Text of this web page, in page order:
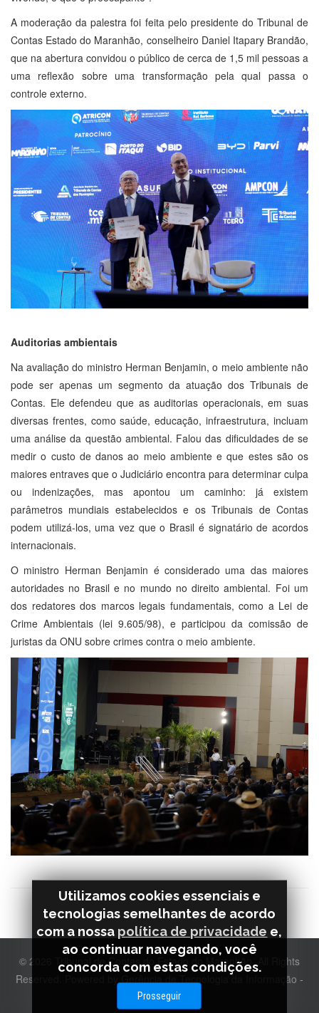
A moderação da palestra foi feita pelo presidente do Tribunal de
Contas Estado do Maranhão, conselheiro Daniel Itapary Brandão,
que na abertura convidou o público de cerca de 1,5 mil pessoas a
uma reflexão sobre uma transformação pela qual passa o
controle externo.
Auditorias ambientais
Na avaliação do ministro Herman Benjamin, o meio ambiente não
pode ser apenas um segmento da atuação dos Tribunais de
Contas. Ele defendeu que as auditorias operacionais, em suas
diversas frentes, como saúde, educação, infraestrutura, incluam
uma análise da questão ambiental. Falou das dificuldades de se
medir o custo de danos ao meio ambiente e que estes são os
maiores entraves que o Judiciário encontra para determinar culpa
ou indenizações, mas apontou um caminho: já existem
parâmetros mundiais estabelecidos e os Tribunais de Contas
podem utilizá-los, uma vez que o Brasil é signatário de acordos
internacionais.
O ministro Herman Benjamin é considerado uma das maiores
autoridades no Brasil e no mundo no direito ambiental. Foi um
dos redatores dos marcos legais fundamentais, como a Lei de
Crime Ambientais (lei 9.605/98), e participou da comissão de
juristas da ONU sobre crimes contra o meio ambiente.
Utilizamos cookies essenciais e
tecnologias semelhantes de acordo
com a nossa política de privacidade e,
ao continuar navegando, você
concorda com estas condições.
Prosseguir
© 2026 Tribunal de Contas do Estado do Maranhão. All Rights
Reserved. Powered by Gerência de Tecnologia da Informação -
GETEC